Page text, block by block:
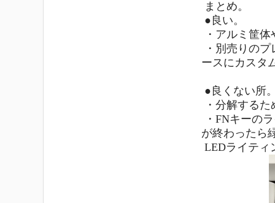
まとめ。
●良い。
・アルミ筐
・別売りの
ースにカスタ
●良くない所
・分解する
・FNキーの
が終わったら
LEDライティ